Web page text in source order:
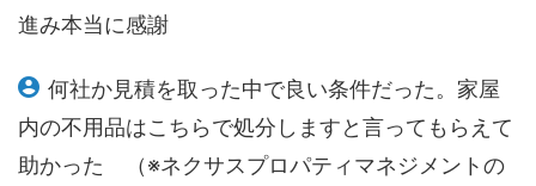
進み本当に感謝
何社か見積を取った中で良い条件だった。家屋
内の不用品はこちらで処分しますと言ってもらえて
助かった （※ネクサスプロパティマネジメントの